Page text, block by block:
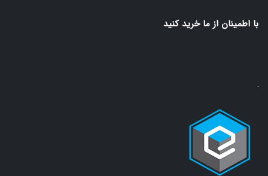
با اطمينان از ما خريد كنيد